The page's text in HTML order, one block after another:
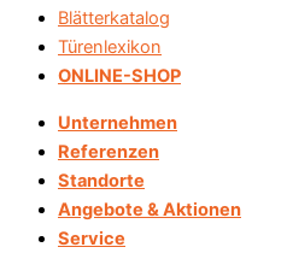
Blätterkatalog
Türenlexikon
ONLINE-SHOP
Unternehmen
Referenzen
Standorte
Angebote & Aktionen
Service